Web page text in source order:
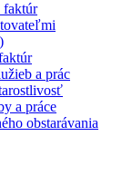
faktúr
a prác
a práce
obstarávania